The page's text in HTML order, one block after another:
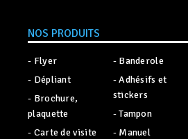
NOS PRODUITS
- Flyer
- Dépliant
- Brochure,
plaquette
- Carte de visite
- Banderole
- Adhésifs et
stickers
- Tampon
- Manuel